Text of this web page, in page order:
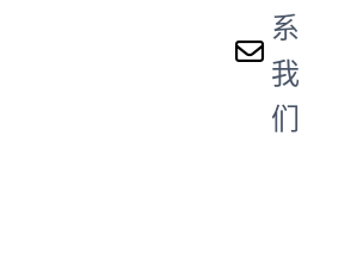
系
我
们